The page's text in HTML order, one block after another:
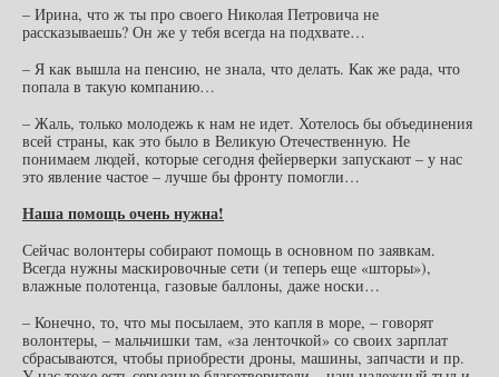
– Ирина, что ж ты про своего Николая Петровича не
рассказываешь? Он же у тебя всегда на подхвате…
– Я как вышла на пенсию, не знала, что делать. Как же рада, что
попала в такую компанию…
– Жаль, только молодежь к нам не идет. Хотелось бы объединения
всей страны, как это было в Великую Отечественную. Не
понимаем людей, которые сегодня фейерверки запускают – у нас
это явление частое – лучше бы фронту помогли…
Наша помощь очень нужна!
Сейчас волонтеры собирают помощь в основном по заявкам.
Всегда нужны маскировочные сети (и теперь еще «шторы»),
влажные полотенца, газовые баллоны, даже носки…
– Конечно, то, что мы посылаем, это капля в море, – говорят
волонтеры, – мальчишки там, «за ленточкой» со своих зарплат
сбрасываются, чтобы приобрести дроны, машины, запчасти и пр.